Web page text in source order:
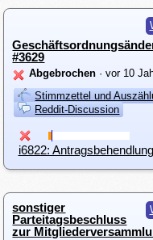
#3629
Abgebrochen · vor 10
Stimmzettel und
Reddit-Discussion
i6822:
sonstiger
Parteitagsbeschluss
zur